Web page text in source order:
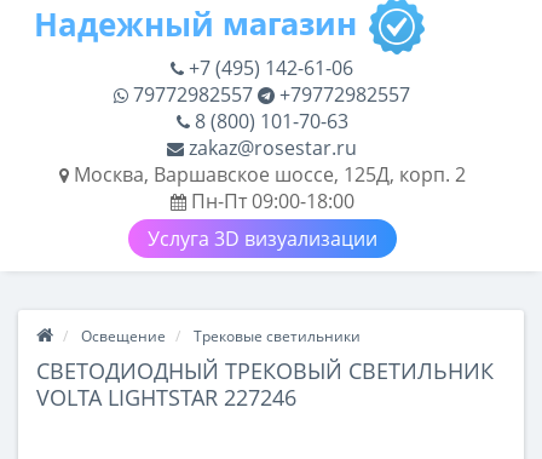
+7 (495) 142-61-06
79772982557
+79772982557
8 (800) 101-70-63
zakaz@rosestar.ru
Москва, Варшавское шоссе, 125Д, корп. 2
Пн-Пт 09:00-18:00
Услуга 3D визуализации
Освещение Трековые светильники
СВЕТОДИОДНЫЙ ТРЕКОВЫЙ СВЕТИЛЬНИК
VOLTA LIGHTSTAR 227246